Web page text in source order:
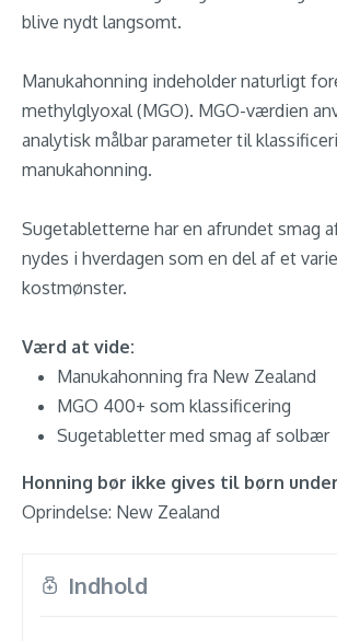
blive nydt langsomt.
Manukahonning indeholder naturligt
methylglyoxal (MGO). MGO-værdien
analytisk målbar parameter til
manukahonning.
Sugetabletterne har en afrundet smag
nydes i hverdagen som en del af et
kostmønster.
Værd at vide:
Manukahonning fra New Zealand
MGO 400+ som klassificering
Sugetabletter med smag af solbær
Honning bør ikke gives til børn under
Oprindelse: New Zealand
Indhold